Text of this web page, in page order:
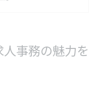
とは
事務の魅力を